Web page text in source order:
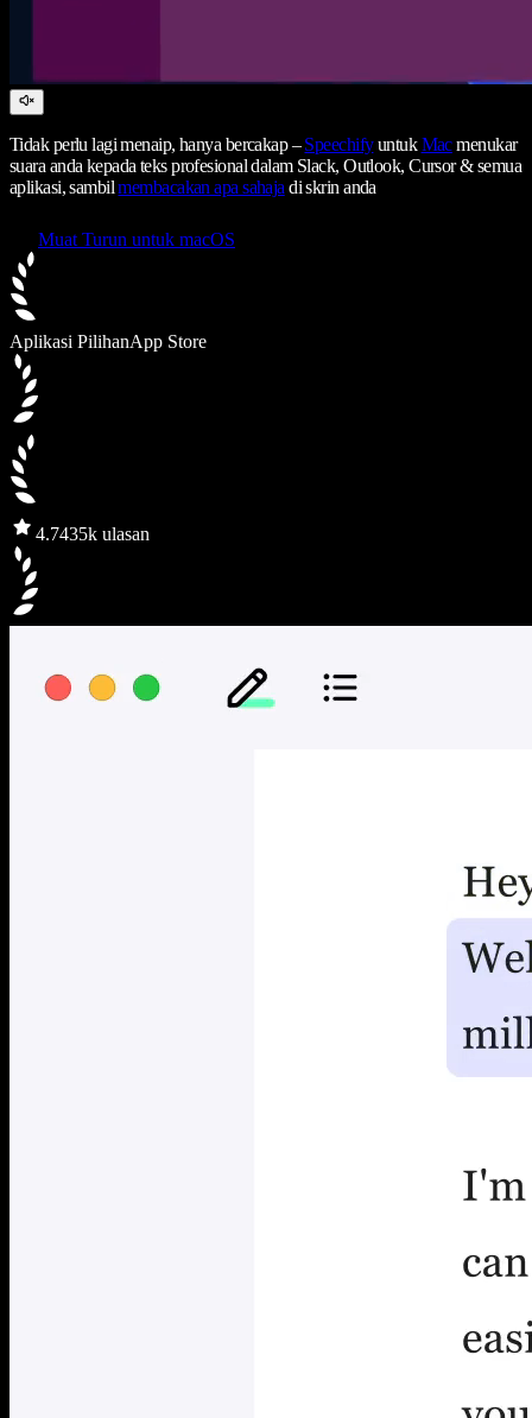
Tidak perlu lagi menaip, hanya bercakap –SpeechifyuntukMacmenukar
suara anda kepada teks profesional dalam Slack, Outlook, Cursor & semua
aplikasi, sambilmembacakan apa sahaja di skrin anda
Muat Turun untuk macOS
Aplikasi PilihanApp Store
4.7435k ulasan